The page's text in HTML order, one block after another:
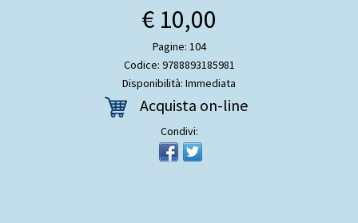
€ 10,00
Pagine: 104
Codice: 9788893185981
Disponibilità: Immediata
Acquista on-line
Condivi: